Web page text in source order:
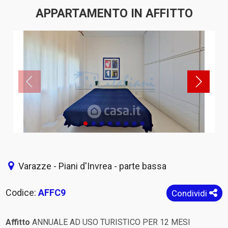
APPARTAMENTO IN AFFITTO
Varazze - Piani d'Invrea - parte bassa
Condividi
Codice:AFFC9
Affitto ANNUALE AD USO TURISTICO PER 12 MESI